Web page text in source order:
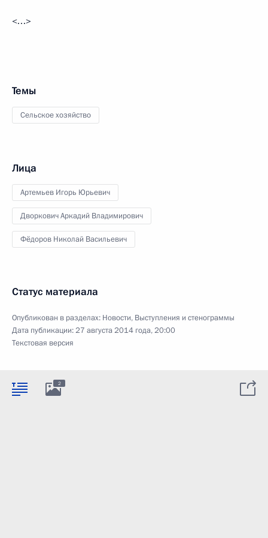
<…>
Темы
Сельское хозяйство
Лица
Артемьев Игорь Юрьевич
Дворкович Аркадий Владимирович
Фёдоров Николай Васильевич
Статус материала
Опубликован в разделах: Новости, Выступления и стенограммы
Дата публикации:27 августа 2014 года, 20:00
Текстовая версия
2